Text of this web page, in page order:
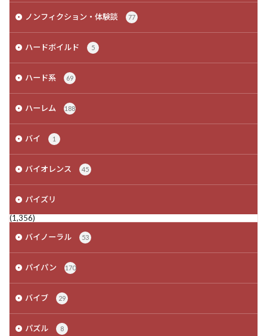
ノンフィクション・体験談 77
ハードボイルド 5
ハード系 69
ハーレム 188
バイ 1
バイオレンス 45
パイズリ
(1,356)
バイノーラル
53
パイパン 170
バイブ 29
パズル 8